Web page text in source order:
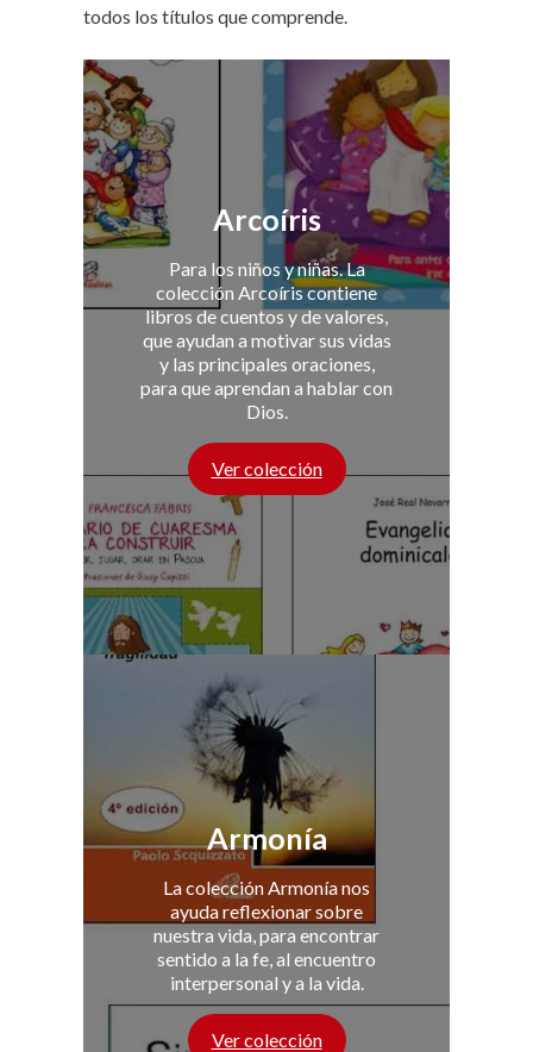
todos los títulos que comprende.
Arcoíris
Para los niños y niñas. La
colección Arcoíris contiene
libros de cuentos y de valores,
que ayudan a motivar sus vidas
y las principales oraciones,
para que aprendan a hablar con
Dios.
Ver colección
Armonía
La colección Armonía nos
ayuda reflexionar sobre
nuestra vida, para encontrar
sentido a la fe, al encuentro
interpersonal y a la vida.
Ver colección